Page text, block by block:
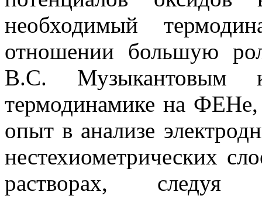
необходимый
отношении большую
В.С. Музыкантовым
термодинамике на
опыт в анализе
нестехиометрических
растворах, следуя